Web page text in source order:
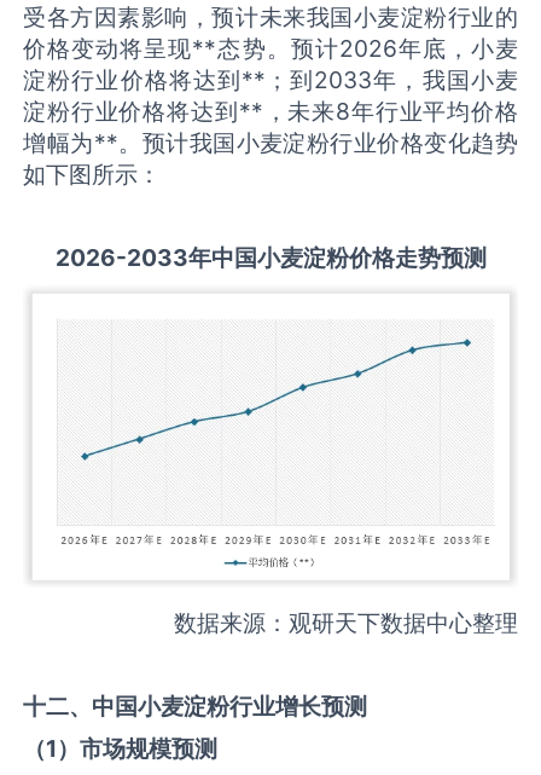
受各方因素影响，预计未来我国小麦淀粉行业的
价格变动将呈现**态势。预计2026年底，小麦
淀粉行业价格将达到**；到2033年，我国小麦
淀粉行业价格将达到**，未来8年行业平均价格
增幅为**。预计我国小麦淀粉行业价格变化趋势
如下图所示：
2026-2033年中国小麦淀粉价格走势预测
数据来源：观研天下数据中心整理
十二、中国小麦淀粉行业增长预测
（1）市场规模预测